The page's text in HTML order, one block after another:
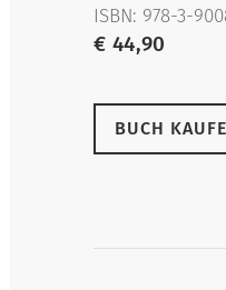
ISBN: 978-3-
€ 44,90
BUCH